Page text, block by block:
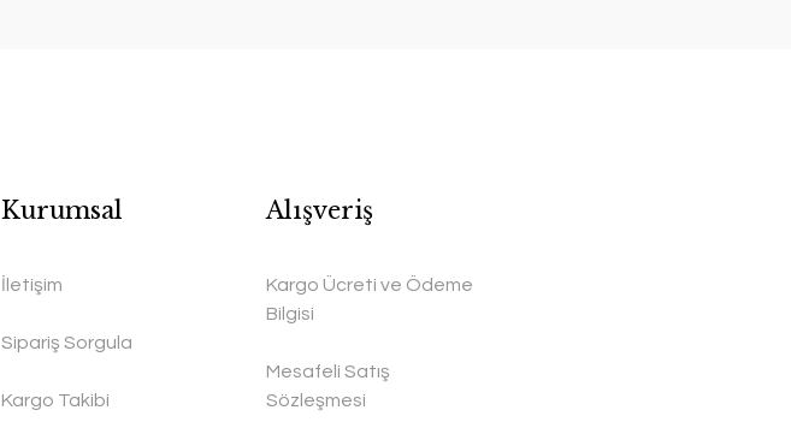
Kurumsal
İletişim
Sipariş Sorgula
Kargo Takibi
Alışveriş
Kargo Ücreti ve Ödeme
Bilgisi
Mesafeli Satış
Sözleşmesi